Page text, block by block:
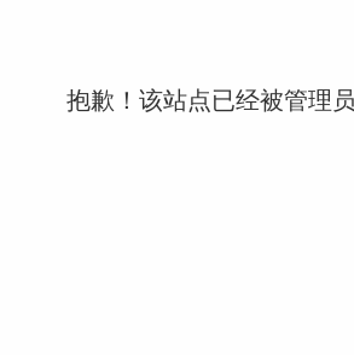
抱歉！该站点已经被管理